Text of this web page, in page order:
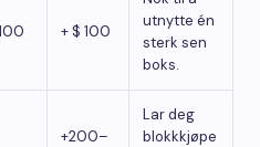
+ $ 100
utnytte én
sterk sen
boks.
+200–
Lar deg
blokkkjøpe